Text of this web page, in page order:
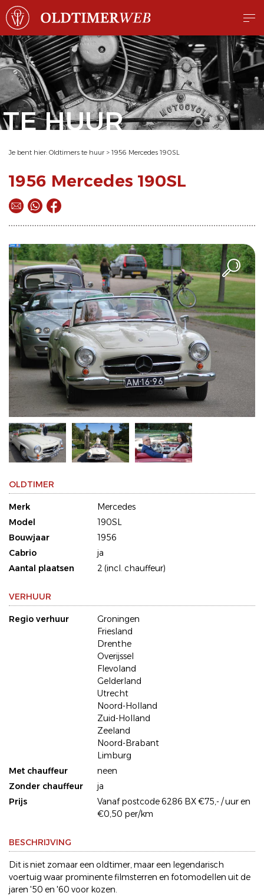
TE HUUR
Je bent hier: Oldtimers te huur > 1956 Mercedes 190SL
1956 Mercedes 190SL
OLDTIMER
Merk
Mercedes
Model
190SL
Bouwjaar
1956
Cabrio
ja
Aantal plaatsen
2 (incl. chauffeur)
VERHUUR
Regio verhuur
Groningen
Friesland
Drenthe
Overijssel
Flevoland
Gelderland
Utrecht
Noord-Holland
Zuid-Holland
Zeeland
Noord-Brabant
Limburg
Met chauffeur
neen
Zonder chauffeur
ja
Prijs
Vanaf postcode 6286 BX €75,- / uur en
€0,50 per/km
BESCHRIJVING
Dit is niet zomaar een oldtimer, maar een legendarisch
voertuig waar prominente filmsterren en fotomodellen uit de
jaren '50 en '60 voor kozen.